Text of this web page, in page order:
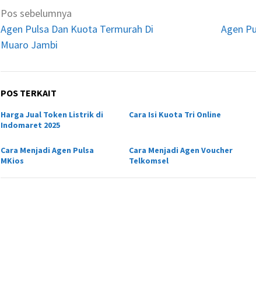
Navigasi
pos
Pos sebelumnya
Agen Pulsa Dan Kuota Termurah Di
Muaro Jambi
Agen
POS TERKAIT
Harga Jual Token Listrik di
Indomaret 2025
Cara Isi Kuota Tri Online
Cara Menjadi Agen Pulsa
MKios
Cara Menjadi Agen Voucher
Telkomsel